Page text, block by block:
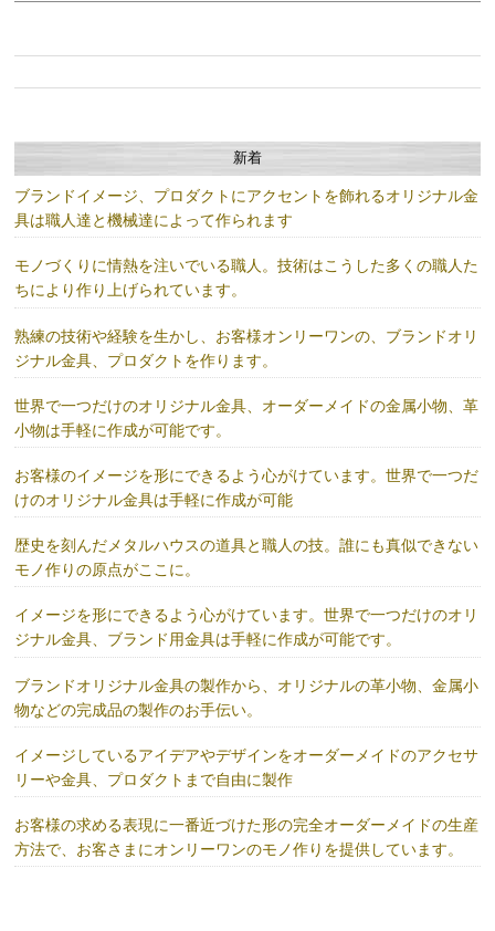
新着
ブランドイメージ、プロダクトにアクセントを飾れるオリジナル金
具は職人達と機械達によって作られます
モノづくりに情熱を注いでいる職人。技術はこうした多くの職人た
ちにより作り上げられています。
熟練の技術や経験を生かし、お客様オンリーワンの、ブランドオリ
ジナル金具、プロダクトを作ります。
世界で一つだけのオリジナル金具、オーダーメイドの金属小物、革
小物は手軽に作成が可能です。
お客様のイメージを形にできるよう心がけています。世界で一つだ
けのオリジナル金具は手軽に作成が可能
歴史を刻んだメタルハウスの道具と職人の技。誰にも真似できない
モノ作りの原点がここに。
イメージを形にできるよう心がけています。世界で一つだけのオリ
ジナル金具、ブランド用金具は手軽に作成が可能です。
ブランドオリジナル金具の製作から、オリジナルの革小物、金属小
物などの完成品の製作のお手伝い。
イメージしているアイデアやデザインをオーダーメイドのアクセサ
リーや金具、プロダクトまで自由に製作
お客様の求める表現に一番近づけた形の完全オーダーメイドの生産
方法で、お客さまにオンリーワンのモノ作りを提供しています。